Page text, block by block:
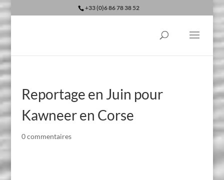
+33 (0)6 86 78 38 52
Reportage en Juin pour
Kawneer en Corse
0 commentaires